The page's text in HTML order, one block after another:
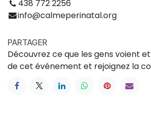
438 772 2256
info@calmeperinatal.org
PARTAGER
Découvrez ce que les gens voient
de cet événement et rejoignez la